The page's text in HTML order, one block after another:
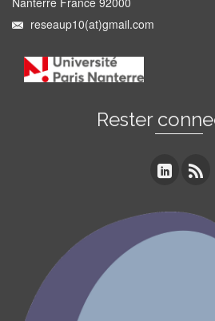
reseaup10(at)gmail.com
Rester